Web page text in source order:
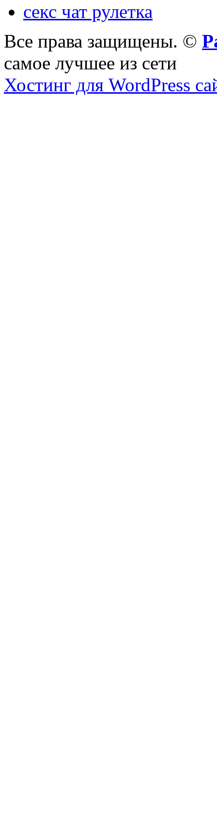
секс чат рулетка
Все права защищены. ©
самое лучшее из сети
Хостинг для WordPress